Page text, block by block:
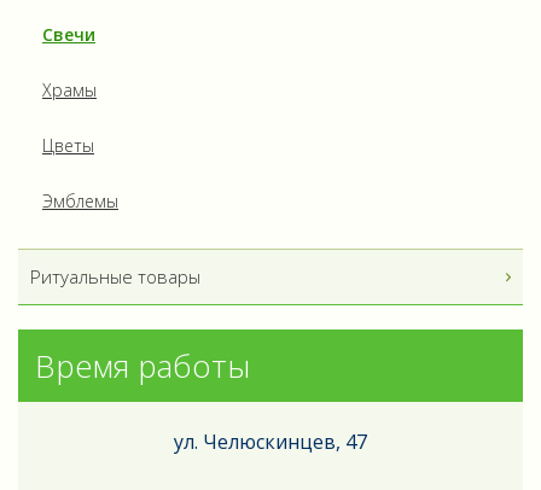
Свечи
Храмы
Цветы
Эмблемы
Ритуальные товары
Время работы
ул. Челюскинцев, 47